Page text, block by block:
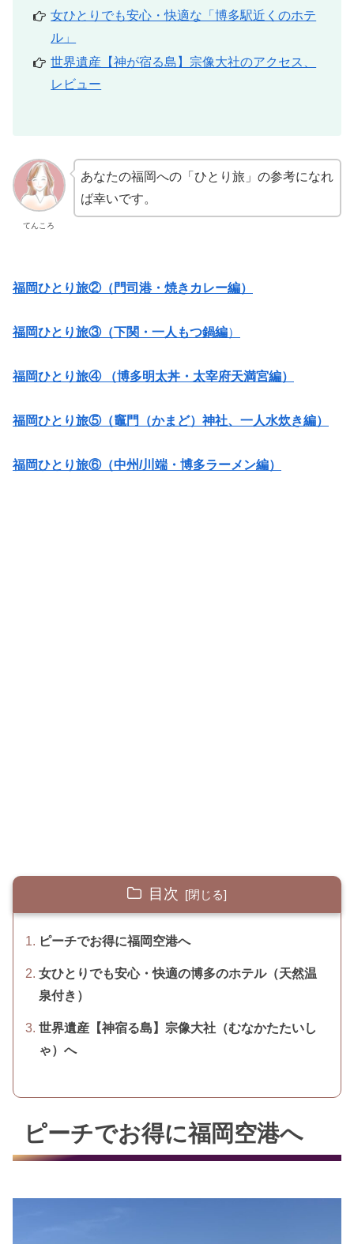
女ひとりでも安心・快適な「博多駅近くのホテ
ル」
世界遺産【神が宿る島】宗像大社のアクセス、
レビュー
てんころ
あなたの福岡への「ひとり旅」の参考になれ
ば幸いです。
福岡ひとり旅②（門司港・焼きカレー編）
福岡ひとり旅③（下関・一人もつ鍋編）
福岡ひとり旅④ （博多明太丼・太宰府天満宮編）
福岡ひとり旅⑤（竈門（かまど）神社、一人水炊き編）
福岡ひとり旅⑥（中州/川端・博多ラーメン編）
目次
ピーチでお得に福岡空港へ
女ひとりでも安心・快適の博多のホテル（天然温
泉付き）
世界遺産【神宿る島】宗像大社（むなかたたいし
ゃ）へ
ピーチでお得に福岡空港へ